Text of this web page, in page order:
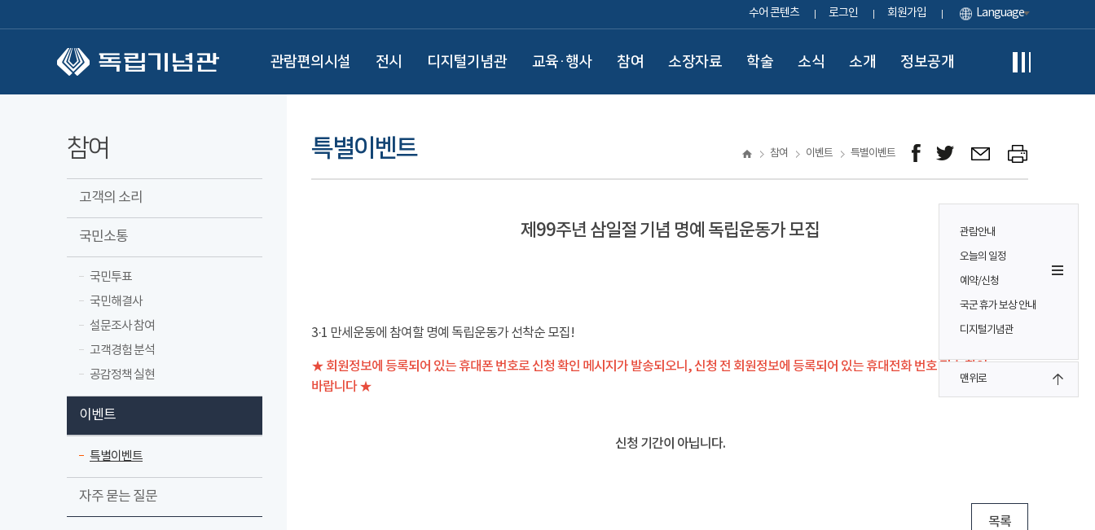
수어 콘텐츠 로그인 회원가입 Language
관람편의시설 전시 디지털기념관 교육·행사 참여 소장자료 학술 소식 소개 정보공개
관람안내
오늘의 일정
예약/신청
국군 휴가 보상 안내
디지털기념관
맨위로
참여
고객의 소리
국민소통
국민투표
국민해결사
설문조사 참여
고객경험 분석
공감정책 실현
이벤트
특별이벤트
자주 묻는 질문
특별이벤트 참여 이벤트 특별이벤트
제99주년 삼일절 기념 명예 독립운동가 모집
3·1 만세운동에 참여할 명예 독립운동가 선착순 모집!
★ 회원정보에 등록되어 있는 휴대폰 번호로 신청 확인 메시지가 발송되오니, 신청 전 회원정보에 등록되어 있는 휴대전화 번호 필수 확인
바랍니다 ★
신청 기간이 아닙니다.
목록